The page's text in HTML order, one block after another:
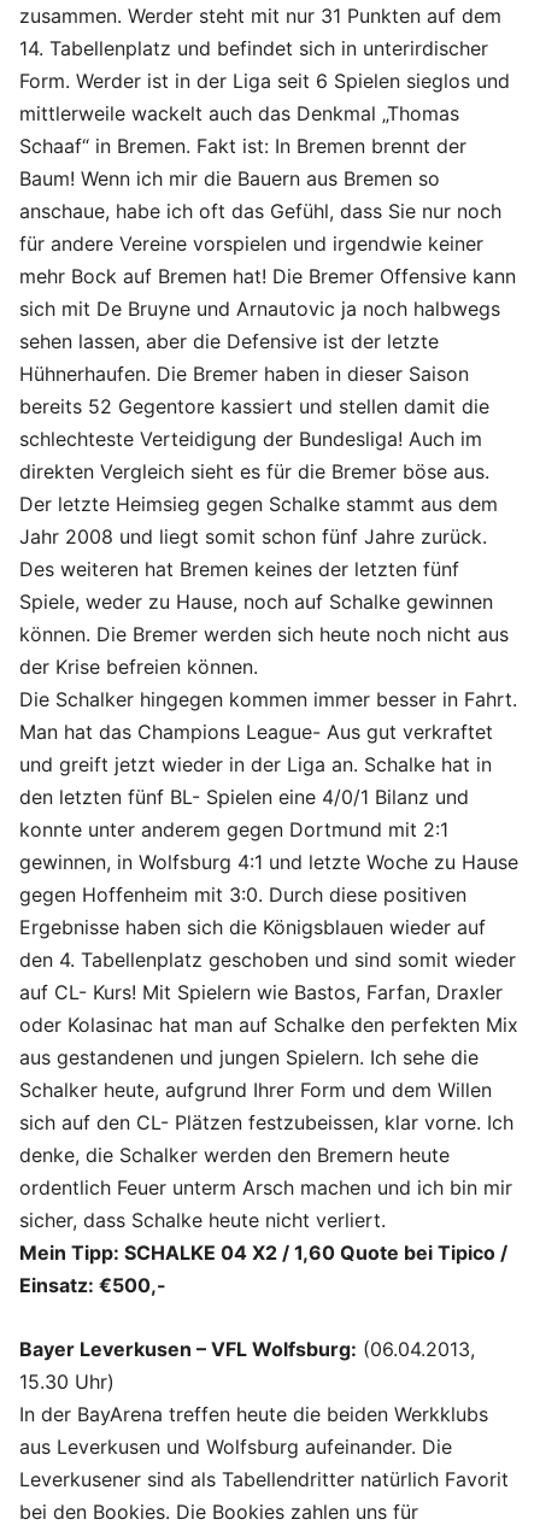
zusammen. Werder steht mit nur 31 Punkten auf dem
14. Tabellenplatz und befindet sich in unterirdischer
Form. Werder ist in der Liga seit 6 Spielen sieglos und
mittlerweile wackelt auch das Denkmal „Thomas
Schaaf“ in Bremen. Fakt ist: In Bremen brennt der
Baum! Wenn ich mir die Bauern aus Bremen so
anschaue, habe ich oft das Gefühl, dass Sie nur noch
für andere Vereine vorspielen und irgendwie keiner
mehr Bock auf Bremen hat! Die Bremer Offensive kann
sich mit De Bruyne und Arnautovic ja noch halbwegs
sehen lassen, aber die Defensive ist der letzte
Hühnerhaufen. Die Bremer haben in dieser Saison
bereits 52 Gegentore kassiert und stellen damit die
schlechteste Verteidigung der Bundesliga! Auch im
direkten Vergleich sieht es für die Bremer böse aus.
Der letzte Heimsieg gegen Schalke stammt aus dem
Jahr 2008 und liegt somit schon fünf Jahre zurück.
Des weiteren hat Bremen keines der letzten fünf
Spiele, weder zu Hause, noch auf Schalke gewinnen
können. Die Bremer werden sich heute noch nicht aus
der Krise befreien können.
Die Schalker hingegen kommen immer besser in Fahrt.
Man hat das Champions League- Aus gut verkraftet
und greift jetzt wieder in der Liga an. Schalke hat in
den letzten fünf BL- Spielen eine 4/0/1 Bilanz und
konnte unter anderem gegen Dortmund mit 2:1
gewinnen, in Wolfsburg 4:1 und letzte Woche zu Hause
gegen Hoffenheim mit 3:0. Durch diese positiven
Ergebnisse haben sich die Königsblauen wieder auf
den 4. Tabellenplatz geschoben und sind somit wieder
auf CL- Kurs! Mit Spielern wie Bastos, Farfan, Draxler
oder Kolasinac hat man auf Schalke den perfekten Mix
aus gestandenen und jungen Spielern. Ich sehe die
Schalker heute, aufgrund Ihrer Form und dem Willen
sich auf den CL- Plätzen festzubeissen, klar vorne. Ich
denke, die Schalker werden den Bremern heute
ordentlich Feuer unterm Arsch machen und ich bin mir
sicher, dass Schalke heute nicht verliert.
Mein Tipp: SCHALKE 04 X2 / 1,60 Quote bei Tipico /
Einsatz: €500,-
Bayer Leverkusen – VFL Wolfsburg: (06.04.2013,
15.30 Uhr)
In der BayArena treffen heute die beiden Werkklubs
aus Leverkusen und Wolfsburg aufeinander. Die
Leverkusener sind als Tabellendritter natürlich Favorit
bei den Bookies. Die Bookies zahlen uns für